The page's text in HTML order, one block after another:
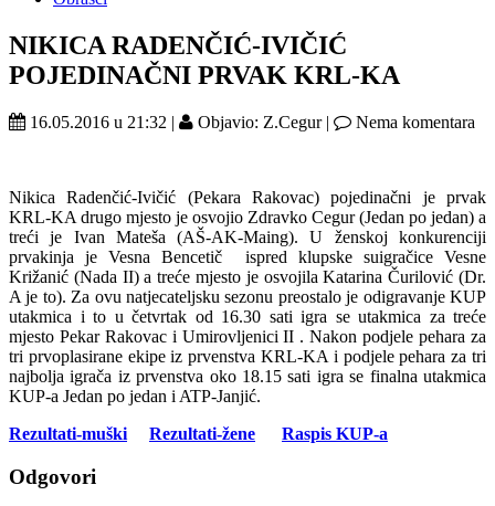
NIKICA RADENČIĆ-IVIČIĆ
POJEDINAČNI PRVAK KRL-KA
16.05.2016 u 21:32 | Objavio: Z.Cegur | Nema komentara
Nikica Radenčić-Ivičić (Pekara Rakovac) pojedinačni je prvak
KRL-KA drugo mjesto je osvojio Zdravko Cegur (Jedan po jedan) a
treći je Ivan Mateša (AŠ-AK-Maing). U ženskoj konkurenciji
prvakinja je Vesna Bencetič ispred klupske suigračice Vesne
Križanić (Nada II) a treće mjesto je osvojila Katarina Čurilović (Dr.
A je to). Za ovu natjecateljsku sezonu preostalo je odigravanje KUP
utakmica i to u četvrtak od 16.30 sati igra se utakmica za treće
mjesto Pekar Rakovac i Umirovljenici II . Nakon podjele pehara za
tri prvoplasirane ekipe iz prvenstva KRL-KA i podjele pehara za tri
najbolja igrača iz prvenstva oko 18.15 sati igra se finalna utakmica
KUP-a Jedan po jedan i ATP-Janjić.
Rezultati-muški
Rezultati-žene Raspis KUP-a
Odgovori